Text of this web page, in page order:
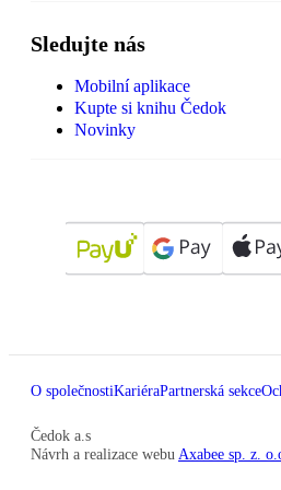
Sledujte nás
Mobilní aplikace
Kupte si knihu Čedok
Novinky
O společnostiKariéraPartnerská sekce
Čedok a.s
Návrh a realizace webu Axabee sp. z.